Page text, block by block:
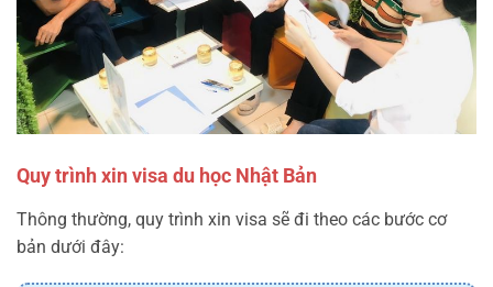
Quy trình xin visa du học Nhật Bản
Thông thường, quy trình xin visa sẽ đi theo các bước cơ
bản dưới đây: